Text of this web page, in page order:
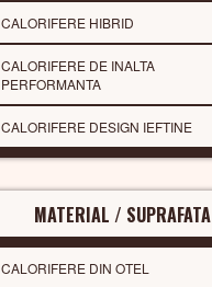
CALORIFERE HIBRID
CALORIFERE DE INALTA
PERFORMANTA
CALORIFERE DESIGN IEFTINE
MATERIAL / SUPRAFATA
CALORIFERE DIN OTEL